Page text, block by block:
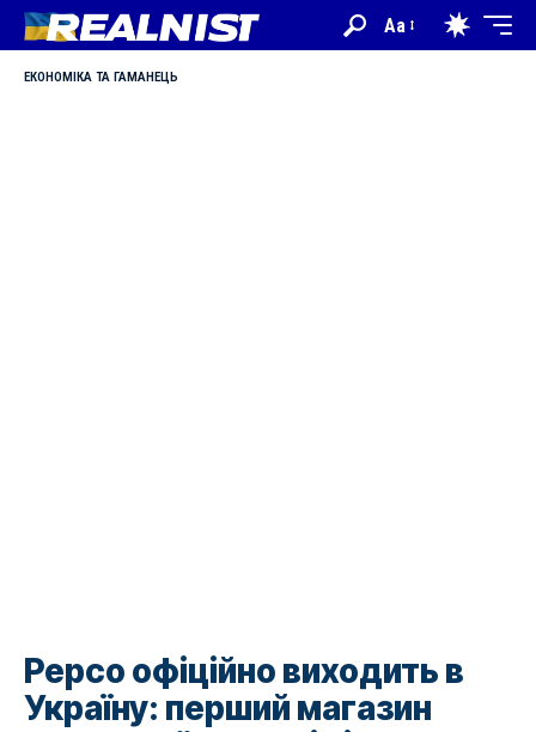
Aa
ЕКОНОМІКА ТА ГАМАНЕЦЬ
Pepco офіційно виходить в
Україну: перший магазин